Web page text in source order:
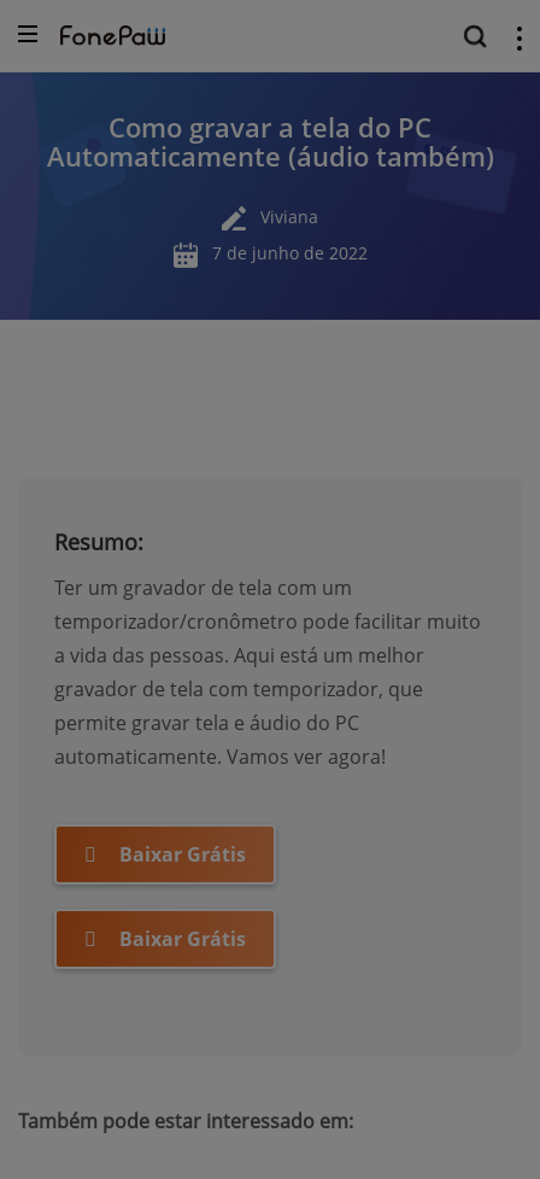
Como gravar a tela do PC
Automaticamente (áudio também)
Viviana
7 de junho de 2022
Resumo:
Ter um gravador de tela com um
temporizador/cronômetro pode facilitar muito
a vida das pessoas. Aqui está um melhor
gravador de tela com temporizador, que
permite gravar tela e áudio do PC
automaticamente. Vamos ver agora!
Baixar Grátis
Baixar Grátis
Também pode estar interessado em: